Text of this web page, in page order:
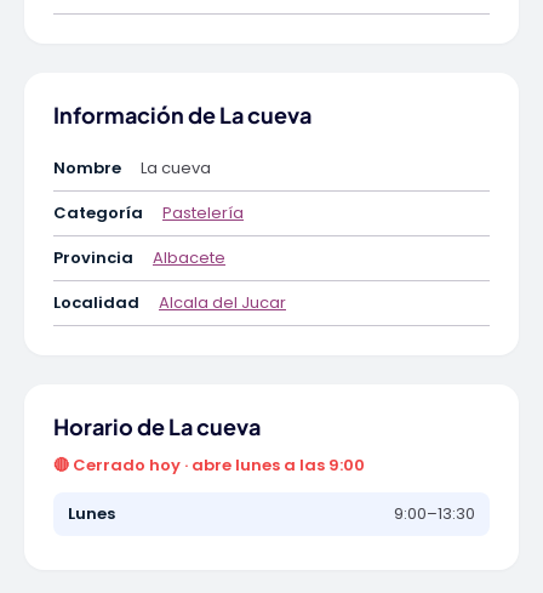
Información de La cueva
Nombre
La cueva
Categoría
Pastelería
Provincia
Albacete
Localidad
Alcala del Jucar
Horario de La cueva
🔴 Cerrado hoy · abre lunes a las 9:00
Lunes 9:00–13:30